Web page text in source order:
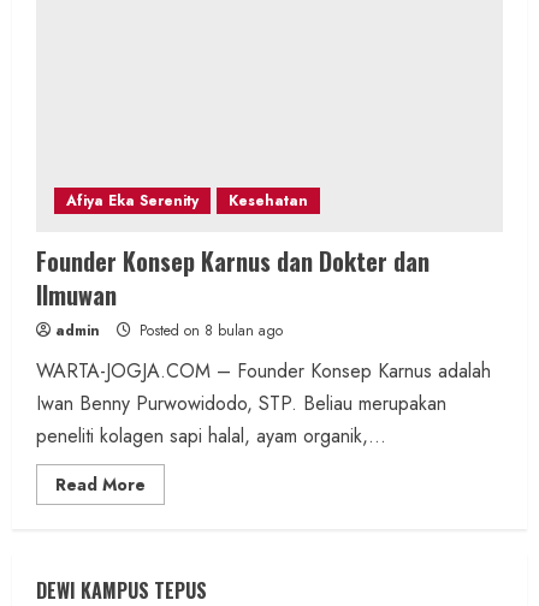
Afiya Eka Serenity Kesehatan
Founder Konsep Karnus dan Dokter dan
Ilmuwan
admin Posted on 8 bulan ago
WARTA-JOGJA.COM – Founder Konsep Karnus adalah
Iwan Benny Purwowidodo, STP. Beliau merupakan
peneliti kolagen sapi halal, ayam organik,...
Read More
more
dan
Dokter
DEWI KAMPUS TEPUS